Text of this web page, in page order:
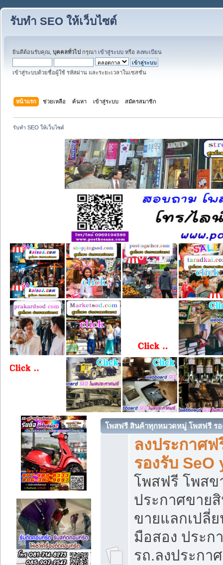
รับทำ SEO ให้เว็บไซต์
ยินดีต้อนรับคุณ, บุคคลทั่วไป กรุณา เข้าสู่ระบบ หรือ ลงทะเบียน
เข้าสู่ระบบด้วยชื่อผู้ใช้ รหัสผ่าน และระยะเวลาในเซสชั่น
หน้าแรก ช่วยเหลือ ค้นหา เข้าสู่ระบบ สมัครสมาชิก
รับทำ SEO ให้เว็บไซต์
โพสฟรี สินค้าทุกหมวดหมู่ โพสฟรี รอ
ลงประกาศ
รองรับ
โพสฟรี โพสข
ประกาศขาย
ขายแลกเปลี่
มือสอง ประก
รถ.ลงประกา